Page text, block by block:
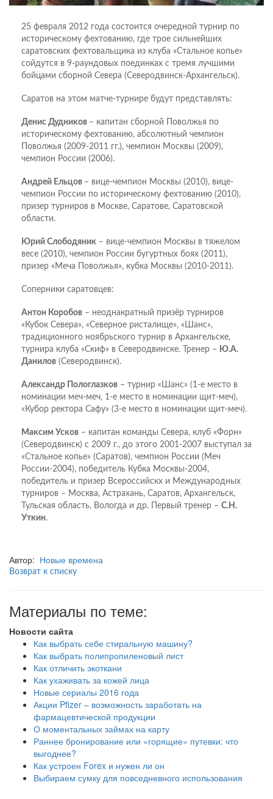
25 февраля 2012 года состоится очередной турнир по
историческому фехтованию, где трое сильнейших
саратовских фехтовальщика из клуба «Стальное копье»
сойдутся в 9-раундовых поединках с тремя лучшими
бойцами сборной Севера (Северодвинск-Архангельск).
Саратов на этом матче-турнире будут представлять:
Денис Дудников – капитан сборной Поволжья по
историческому фехтованию, абсолютный чемпион
Поволжья (2009-2011 гг.), чемпион Москвы (2009),
чемпион России (2006).
Андрей Ельцов – вице-чемпион Москвы (2010), вице-
чемпион России по историческому фехтованию (2010),
призер турниров в Москве, Саратове, Саратовской
области.
Юрий Слободяник – вице-чемпион Москвы в тяжелом
весе (2010), чемпион России бугуртных боях (2011),
призер «Меча Поволжья», кубка Москвы (2010-2011).
Соперники саратовцев:
Антон Коробов – неоднакратный призёр турниров
«Кубок Севера», «Северное ристалище», «Шанс»,
традиционного ноябрьского турнир в Архангельске,
турнира клуба «Скиф» в Северодвинске. Тренер – Ю.А.
Данилов (Северодвинск).
Александр Пологлазков – турнир «Шанс» (1-е место в
номинации меч-меч, 1-е место в номинации щит-меч),
«Кубор ректора Сафу» (3-е место в номинации щит-меч).
Максим Усков – капитан команды Севера, клуб «Форн»
(Северодвинск) с 2009 г., до этого 2001-2007 выступал за
«Стальное копье» (Саратов), чемпион России (Меч
России-2004), победитель Кубка Москвы-2004,
победитель и призер Всероссийскх и Международных
турниров – Москва, Астрахань, Саратов, Архангельск,
Тульская область, Вологда и др. Первый тренер – С.Н.
Уткин.
Автор: Новые времена
Возврат к списку
Материалы по теме:
Новости сайта
Как выбрать себе стиральную машину?
Как выбрать полипропиленовый лист
Как отличить экоткани
Как ухаживать за кожей лица
Новые сериалы 2016 года
Акции Pfizer – возможность заработать на
фармацевтической продукции
О моментальных займах на карту
Раннее бронирование или «горящие» путевки: что
выгоднее?
Как устроен Forex и нужен ли он
Выбираем сумку для повседневного использования